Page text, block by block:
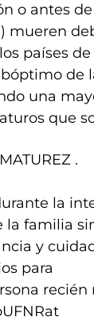
o antes
mueren
países
de
una
que
.
la
la familia
y
para